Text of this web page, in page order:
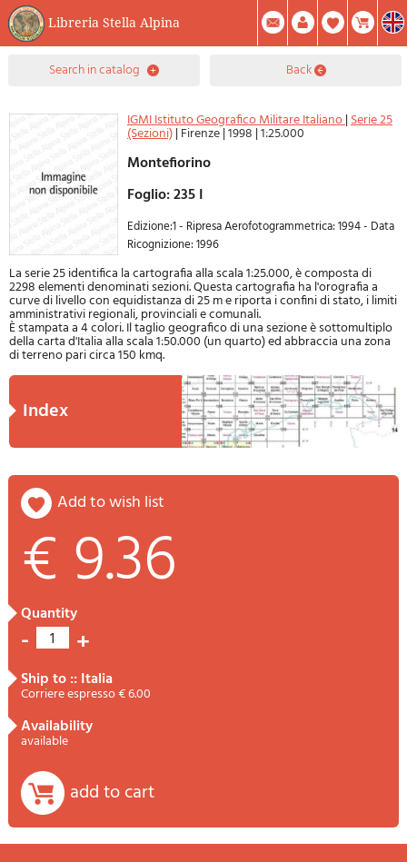
Libreria Stella Alpina
0Item(s) In Your Cart
Summary
Facebook
Create Account Mod. Password
search in catalog back
IGMI Istituto Geografico Militare Italiano|Serie 25
(Sezioni)| Firenze|1998 |1:25.000
Montefiorino
Foglio: 235 I
Edizione:1 - Ripresa Aerofotogrammetrica: 1994 - Data
Ricognizione: 1996
La serie 25 identifica la cartografia alla scala 1:25.000, è composta di
2298 elementi denominati sezioni. Questa cartografia ha l'orografia a
curve di livello con equidistanza di 25 m e riporta i confini di stato, i limiti
amministrativi regionali, provinciali e comunali.
È stampata a 4 colori. Il taglio geografico di una sezione è sottomultiplo
della carta d'Italia alla scala 1:50.000 (un quarto) ed abbraccia una zona
di terreno pari circa 150 kmq.
index
add to wish list
€ 9.36
quantity
- 1 +
ship to :: Italia
Corriere espresso € 6.00
availability
available
add to cart